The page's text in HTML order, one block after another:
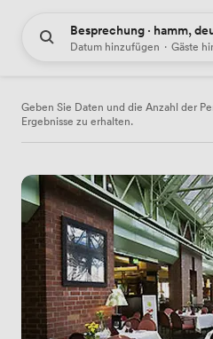
Besprechung · hamm,
Datum hinzufügen · Gäste
3
Geben Sie Daten und die Anzahl der
Ergebnisse zu erhalten.